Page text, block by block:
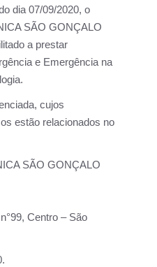
dia07/09/2020, o
SÃO GONÇALO
a prestar
e Emergência na
cujos
estão relacionados no
SÃO GONÇALO
Centro – São